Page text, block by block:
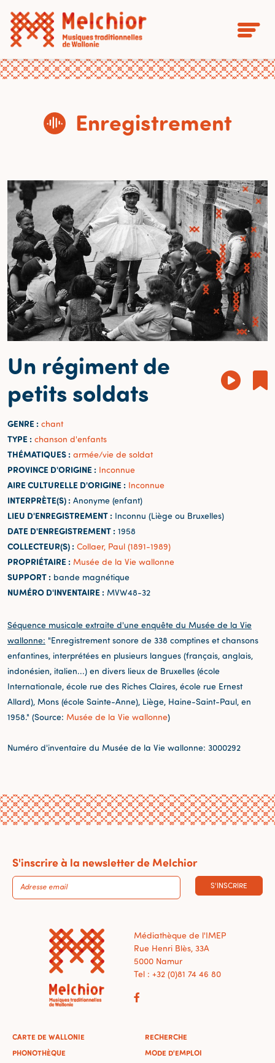
Enregistrement
Un régiment de
petits soldats
GENRE : chant
TYPE : chanson d'enfants
THÉMATIQUES : armée/vie de soldat
PROVINCE D'ORIGINE : Inconnue
AIRE CULTURELLE D'ORIGINE : Inconnue
INTERPRÈTE(S) : Anonyme (enfant)
LIEU D'ENREGISTREMENT : Inconnu (Liège ou Bruxelles)
DATE D'ENREGISTREMENT : 1958
COLLECTEUR(S) : Collaer, Paul (1891-1989)
PROPRIÉTAIRE : Musée de la Vie wallonne
SUPPORT : bande magnétique
NUMÉRO D'INVENTAIRE : MVW48-32
Séquence musicale extraite d'une enquête du Musée de la Vie
wallonne: "Enregistrement sonore de 338 comptines et chansons
enfantines, interprétées en plusieurs langues (français, anglais,
indonésien, italien...) en divers lieux de Bruxelles (école
Internationale, école rue des Riches Claires, école rue Ernest
Allard), Mons (école Sainte-Anne), Liège, Haine-Saint-Paul, en
1958." (Source: Musée de la Vie wallonne)
Numéro d'inventaire du Musée de la Vie wallonne: 3000292
S'inscrire à la newsletter de Melchior
S'INSCRIRE
Médiathèque de l'IMEP
Rue Henri Blès, 33A
5000 Namur
Tel : +32 (0)81 74 46 80
CARTE DE WALLONIE
PHONOTHÈQUE
RECHERCHE
MODE D'EMPLOI